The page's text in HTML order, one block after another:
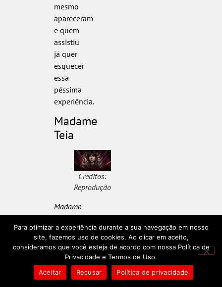
mesmo
apareceram
e quem
assistiu
já quer
esquecer
essa
péssima
experiência.
Madame
Teia
Créditos:
Reprodução
Madame
um
consenso
de
mediocridade,
virando
Para otimizar a experiência durante a sua navegação em nosso
site, fazemos uso de cookies. Ao clicar em aceito,
consideramos que você esteja de acordo com nossa Política de
Privacidade e Termos de Uso.
Aceitar
Recusar Política de privacidade